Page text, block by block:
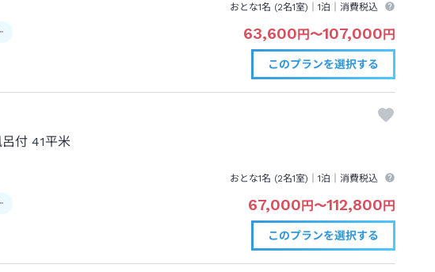
おとな1名 (2名1室)｜1泊 ｜消費税込
63,600円〜107,000円
このプランを選択する
付 41平米
おとな1名 (2名1室)｜1泊 ｜消費税込
67,000円〜112,800円
このプランを選択する